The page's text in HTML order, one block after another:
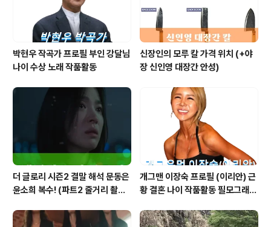
박현우 작곡가 프로필 부인 강달님
나이 수상 노래 작품활동
신장인의 모루 칼 가격 위치 (+야
장 신인영 대장간 안성)
더 글로리 시즌2 결말 해석 문동은
윤소희 복수! (파트2 줄거리 촬영
개그맨 이장숙 프로필 (이리안) 근
황 결혼 나이 작품활동 필모그래피